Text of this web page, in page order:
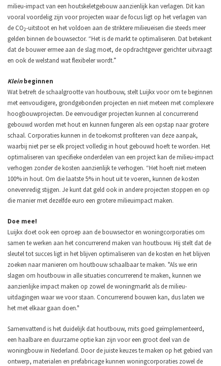
milieu-impact van een houtskeletgebouw aanzienlijk kan verlagen. Dit kan
vooral voordelig zijn voor projecten waar de focus ligt op het verlagen van
de CO2-uitstoot en het voldoen aan de striktere milieueisen die steeds meer
gelden binnen de bouwsector. “Het is de markt te optimaliseren. Dat betekent
dat de bouwer ermee aan de slag moet, de opdrachtgever gerichter uitvraagt
en ook de welstand wat flexibeler wordt.”
Kleinbeginnen
Wat betreft de schaalgrootte van houtbouw, stelt Luijkx voor om te beginnen
met eenvoudigere, grondgebonden projecten en niet meteen met complexere
hoogbouwprojecten. De eenvoudiger projecten kunnen al concurrerend
gebouwd worden met hout en kunnen fungeren als een opstap naar grotere
schaal. Corporaties kunnen in de toekomst profiteren van deze aanpak,
waarbij niet per se elk project volledig in hout gebouwd hoeft te worden. Het
optimaliseren van specifieke onderdelen van een project kan de milieu-impact
verhogen zonder de kosten aanzienlijk te verhogen. “Het hoeft niet meteen
100% in hout. Om die laatste 5% in hout uit te voeren, kunnen de kosten
onevenredig stijgen. Je kunt dat geld ook in andere projecten stoppen en op
die manier met dezelfde euro een grotere milieuimpact maken.
Doe mee!
Luijkx doet ook een oproep aan de bouwsector en woningcorporaties om
samen te werken aan het concurrerend maken van houtbouw. Hij stelt dat de
sleutel tot succes ligt in het blijven optimaliseren van de kosten en het blijven
zoeken naar manieren om houtbouw schaalbaar te maken. "Als we erin
slagen om houtbouw in alle situaties concurrerend te maken, kunnen we
aanzienlijke impact maken op zowel de woningmarkt als de milieu-
uitdagingen waar we voor staan. Concurrerend bouwen kan, dus laten we
het met elkaar gaan doen."
Samenvattend is het duidelijk dat houtbouw, mits goed geïmplementeerd,
een haalbare en duurzame optie kan zijn voor een groot deel van de
woningbouw in Nederland. Door de juiste keuzes te maken op het gebied van
ontwerp, materialen en prefabricage kunnen woningcorporaties zowel de